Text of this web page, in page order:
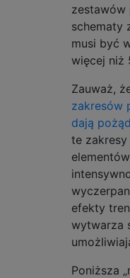
zestawów
schematy
musi być
więcej niż
Zauważ,
zakresów
dają
te
efekty
wytwarza
Poniższa